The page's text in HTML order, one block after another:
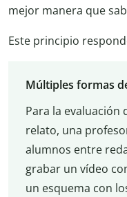
mejor manera que
Este principio
Múltiples formas
Para la evaluación
relato, una
alumnos entre
grabar un vídeo
un esquema con